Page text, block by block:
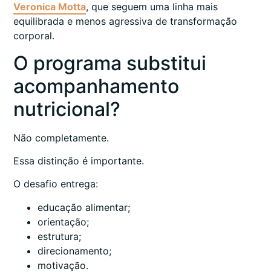
Veronica Motta, que seguem uma linha mais
equilibrada e menos agressiva de transformação
corporal.
O programa substitui
acompanhamento
nutricional?
Não completamente.
Essa distinção é importante.
O desafio entrega:
educação alimentar;
orientação;
estrutura;
direcionamento;
motivação.